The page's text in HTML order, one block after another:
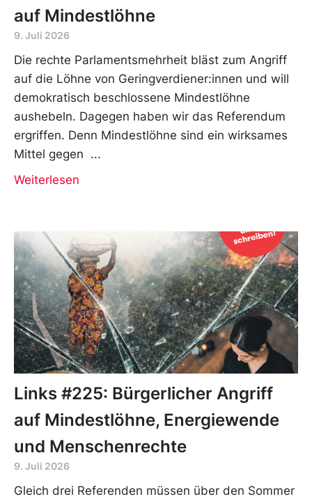
auf Mindestlöhne
9. Juli 2026
Die rechte Parlamentsmehrheit bläst zum Angriff
auf die Löhne von Geringverdiener:innen und will
demokratisch beschlossene Mindestlöhne
aushebeln. Dagegen haben wir das Referendum
ergriffen. Denn Mindestlöhne sind ein wirksames
Mittel gegen
Weiterlesen
Links #225: Bürgerlicher Angriff
auf Mindestlöhne, Energiewende
und Menschenrechte
9. Juli 2026
Gleich drei Referenden müssen über den Sommer